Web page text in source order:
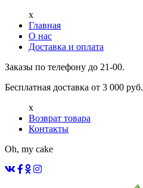
x
Главная
О нас
Доставка и оплата
Заказы по телефону до 21-00.
Бесплатная доставка от 3 000 руб.
x
Возврат товара
Контакты
Oh, my cake